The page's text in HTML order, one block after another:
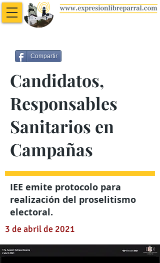
Compartir
Candidatos,
Responsables
Sanitarios en
Campañas
IEE emite protocolo para
realización del proselitismo
electoral.
3 de abril de 2021